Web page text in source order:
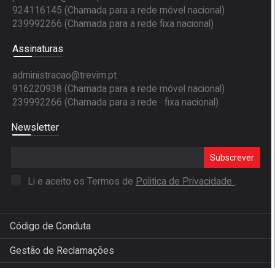
924116145 (Chamada para a rede móvel nacional)
239992266 (Chamada para a rede fixa nacional)
Assinaturas
administracao@trevim.pt
916220938 (Chamada para a rede móvel nacional)
239992266 (Chamada para a rede fixa nacional)
Newsletter
Subscrever
Li e aceito os Termos de Politica de Privacidade .
Código de Conduta
Gestão de Reclamações